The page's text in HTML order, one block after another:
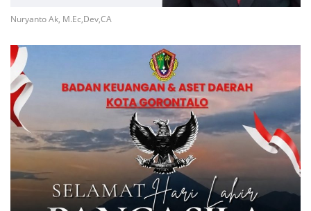
Nuryanto Ak, M.Ec,Dev,CA